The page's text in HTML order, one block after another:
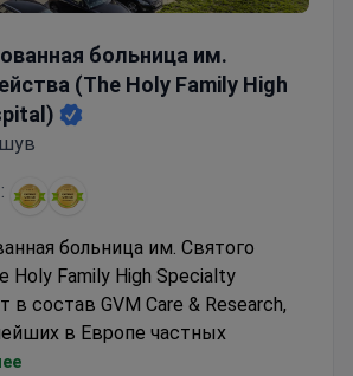
наций.
больница им.
(The Holy Family High
больница им. Святого
Holy Family High Specialty
в состав GVM Care & Research,
в Европе частных
объединяющей 50 больниц